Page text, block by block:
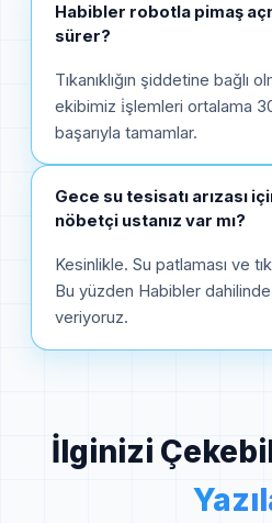
Habibler robotla pimaş
sürer?
Tıkanıklığın şiddetine bağlı
ekibimiz i̇şlemleri ortalama
başarıyla tamamlar.
Gece su tesisatı arızası
nöbetçi ustanız var mı?
Kesinlikle. Su patlaması ve
Bu yüzden Habibler
veriyoruz.
İlginizi